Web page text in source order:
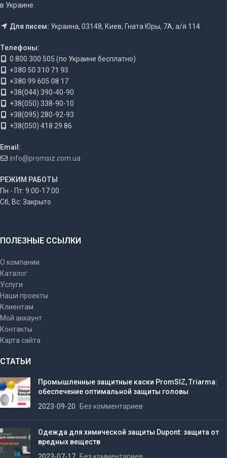
в Украине.
Для писем: Украина, 03148, Киев, Гната Юры, 7А, а/я 114
Телефоны:
0 800 300 505 (по Украине бесплатно)
+380 50 310 71 93
+380 99 605 08 17
+38(044) 390-40-90
+38(050) 338-90-10
+38(095) 280-92-93
+38(050) 418 29 86
Email:
info@promsiz.com.ua
РЕЖИМ РАБОТЫ
Пн - Пт: 9:00-17:00
Сб, Вс: Закрыто
ПОЛЕЗНЫЕ ССЫЛКИ
О компании
Каталог
Услуги
Наши проекты
Клиентам
Мой аккаунт
Контакты
Карта сайта
СТАТЬИ
Промышленные защитные каски PromSIZ, Triarma:
обеспечение оптимальной защиты головы
2023-09-20
Без комментариев
Одежда для химической защиты Dupont: защита от
вредных веществ